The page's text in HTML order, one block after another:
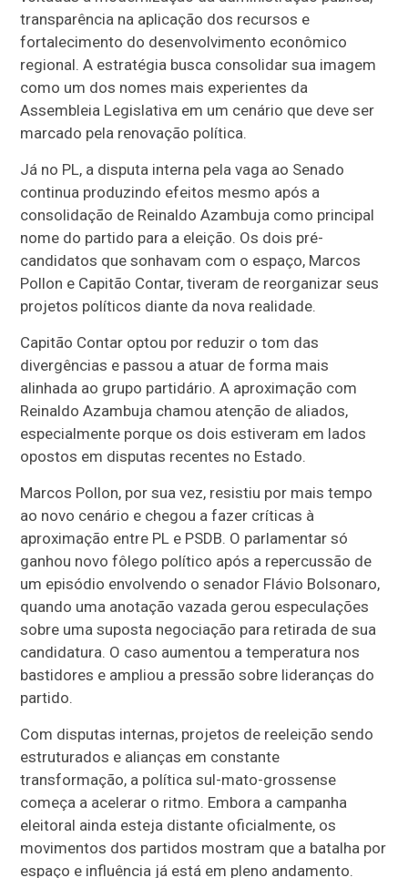
transparência na aplicação dos recursos e
fortalecimento do desenvolvimento econômico
regional. A estratégia busca consolidar sua imagem
como um dos nomes mais experientes da
Assembleia Legislativa em um cenário que deve ser
marcado pela renovação política.
Já no PL, a disputa interna pela vaga ao Senado
continua produzindo efeitos mesmo após a
consolidação de Reinaldo Azambuja como principal
nome do partido para a eleição. Os dois pré-
candidatos que sonhavam com o espaço, Marcos
Pollon e Capitão Contar, tiveram de reorganizar seus
projetos políticos diante da nova realidade.
Capitão Contar optou por reduzir o tom das
divergências e passou a atuar de forma mais
alinhada ao grupo partidário. A aproximação com
Reinaldo Azambuja chamou atenção de aliados,
especialmente porque os dois estiveram em lados
opostos em disputas recentes no Estado.
Marcos Pollon, por sua vez, resistiu por mais tempo
ao novo cenário e chegou a fazer críticas à
aproximação entre PL e PSDB. O parlamentar só
ganhou novo fôlego político após a repercussão de
um episódio envolvendo o senador Flávio Bolsonaro,
quando uma anotação vazada gerou especulações
sobre uma suposta negociação para retirada de sua
candidatura. O caso aumentou a temperatura nos
bastidores e ampliou a pressão sobre lideranças do
partido.
Com disputas internas, projetos de reeleição sendo
estruturados e alianças em constante
transformação, a política sul-mato-grossense
começa a acelerar o ritmo. Embora a campanha
eleitoral ainda esteja distante oficialmente, os
movimentos dos partidos mostram que a batalha por
espaço e influência já está em pleno andamento.